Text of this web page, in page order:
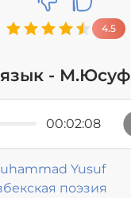
4.5
- М.Юсуф
00:02:08
Yusuf
поэзия